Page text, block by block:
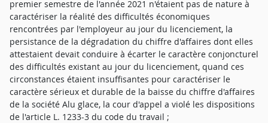
premier semestre de l'année 2021 n'étaient pas de nature à
caractériser la réalité des difficultés économiques
rencontrées par l'employeur au jour du licenciement, la
persistance de la dégradation du chiffre d'affaires dont elles
attestaient devait conduire à écarter le caractère conjoncturel
des difficultés existant au jour du licenciement, quand ces
circonstances étaient insuffisantes pour caractériser le
caractère sérieux et durable de la baisse du chiffre d'affaires
de la société Alu glace, la cour d'appel a violé les dispositions
de l'article L. 1233-3 du code du travail ;